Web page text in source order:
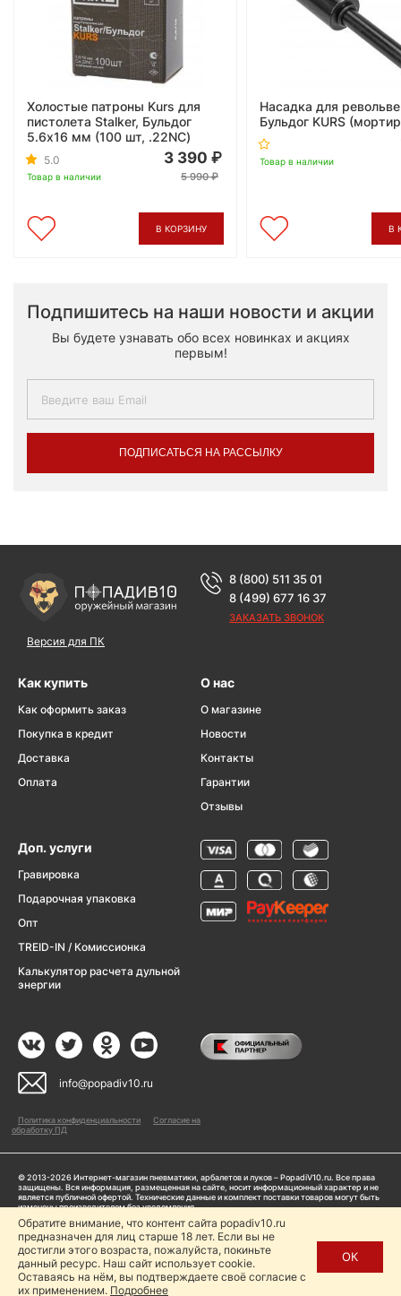
Холостые патроны Kurs для
пистолета Stalker, Бульдог
5.6x16 мм (100 шт, .22NC)
5.0
Товар в наличии
3 390
5 990
В КОРЗИНУ
Насадка для
Бульдог KURS
Товар в наличии
В
Подпишитесь на наши новости и акции
Вы будете узнавать обо всех новинках и акциях
первым!
ПОДПИСАТЬСЯ НА РАССЫЛКУ
Версия для ПК
8 (800) 511 35 01
8 (499) 677 16 37
ЗАКАЗАТЬ ЗВОНОК
Как купить
Как оформить заказ
Покупка в кредит
Доставка
Оплата
О нас
О магазине
Новости
Контакты
Гарантии
Отзывы
Доп. услуги
Гравировка
Подарочная упаковка
Опт
TREID-IN / Комиссионка
Калькулятор расчета дульной
энергии
info@popadiv10.ru
Политика конфиденциальности
Согласие на
обработку ПД
© 2013-2026 Интернет-магазин пневматики, арбалетов и луков – PopadiV10.ru. Все права
защищены. Вся информация, размещенная на сайте, носит информационный характер и не
является публичной офертой. Технические данные и комплект поставки товаров могут быть
изменены производителем без уведомления
ИП Жарук Александр Сергеевич, ОГРНИП: 314504704200042
Пользуясь сайтом Popadiv10.ru, пользователь автоматически соглашается с условиями,
прописанными в
Политике конфиденциальности
Копирование любой информации (тексты, фото, видео и др.) с сайта Popadiv10 запрещено,
за исключением наличия письменного согласия администрации сайта Popadiv10.
Обратите внимание, что контент сайта popadiv10.ru
предназначен для лиц старше 18 лет. Если вы не
достигли этого возраста, пожалуйста, покиньте
данный ресурс. Наш сайт использует cookie.
Оставаясь на нём, вы подтверждаете своё согласие с
их применением. Подробнее
ОК